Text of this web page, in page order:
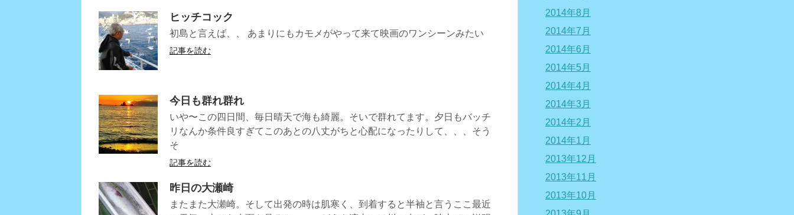
ヒッチコック
初島と言えば、、 あまりにもカモメがやって来て映画のワンシーンみたい
記事を読む
今日も群れ群れ
いや〜この四日間、毎日晴天で海も綺麗。そいで群れてます。夕日もバッチ
リなんか条件良すぎてこのあとの八丈がちと心配になったりして、、、そう
そ
記事を読む
昨日の大瀬崎
またまた大瀬崎。そして出発の時は肌寒く、到着すると半袖と言うここ最近
2014年8月
2014年7月
2014年6月
2014年5月
2014年4月
2014年3月
2014年2月
2014年1月
2013年12月
2013年11月
2013年10月